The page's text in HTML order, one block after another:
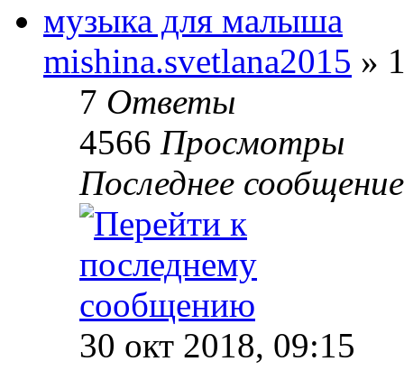
музыка для малыша
mishina.svetlana2015 »
7 Ответы
4566 Просмотры
Последнее
30 окт 2018, 09:15